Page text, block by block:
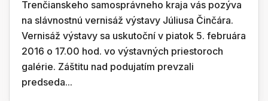
Trenčianskeho samosprávneho kraja vás pozýva
na slávnostnú vernisáž výstavy Júliusa Činčára.
Vernisáž výstavy sa uskutoční v piatok 5. februára
2016 o 17.00 hod. vo výstavných priestoroch
galérie. Záštitu nad podujatím prevzali
predseda...